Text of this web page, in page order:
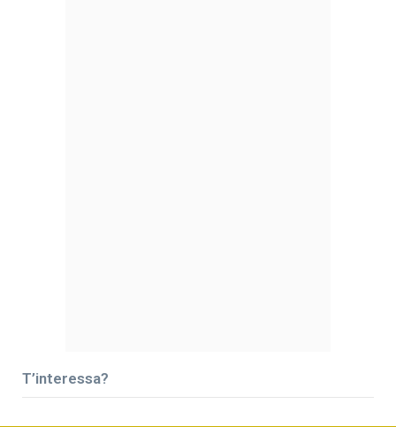
T’interessa?